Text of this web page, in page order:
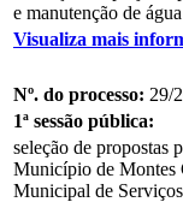
e manutenção de água
Visualiza mais
Nº. do processo: 29/
1ª sessão pública:
seleção de propostas
Município de Montes
Municipal de